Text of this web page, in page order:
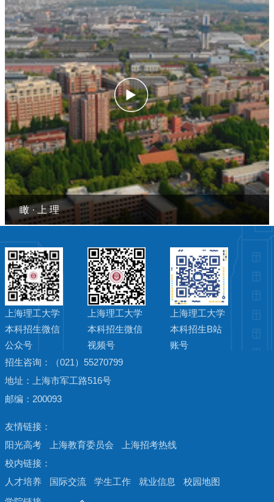
瞰 · 上 理
上海理工大学
本科招生微信
公众号
上海理工大学
本科招生微信
视频号
上海理工大学
本科招生B站
账号
招生咨询：（021）55270799
地址：上海市军工路516号
邮编：200093
阳光高考 上海教育委员会 上海招考热线
人才培养 国际交流 学生工作 就业信息
校园地图